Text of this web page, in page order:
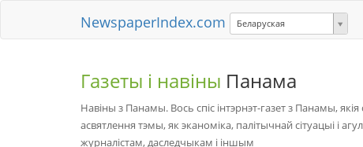
NewspaperIndex.com Беларуская
Газеты і навіны Панама
Навіны з Панамы. Вось спіс інтэрнэт-газет з Панамы,
асвятлення тэмы, як эканоміка, палітычнай сітуацыі і
журналістам, даследчыкам і іншым